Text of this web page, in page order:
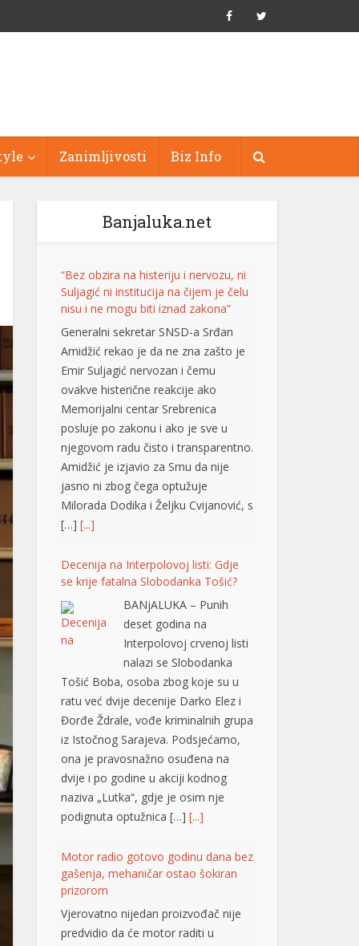
Zanimljivosti Biz Info
Banjaluka.net
“Bez obzira na histeriju i nervozu, ni
Suljagić ni institucija na čijem je čelu
nisu i ne mogu biti iznad zakona”
Generalni sekretar SNSD-a Srđan
Amidžić rekao je da ne zna zašto je
Emir Suljagić nervozan i čemu
ovakve histerične reakcije ako
Memorijalni centar Srebrenica
posluje po zakonu i ako je sve u
njegovom radu čisto i transparentno.
Amidžić je izjavio za Srnu da nije
jasno ni zbog čega optužuje
Milorada Dodika i Željku Cvijanović, s
[…] [...]
Decenija na Interpolovoj listi: Gdje
se krije fatalna Slobodanka Tošić?
BANjALUKA – Punih
deset godina na
Interpolovoj crvenoj listi
nalazi se Slobodanka
Tošić Boba, osoba zbog koje su u
ratu već dvije decenije Darko Elez i
Đorđe Ždrale, vođe kriminalnih grupa
iz Istočnog Sarajeva. Podsjećamo,
ona je pravosnažno osuđena na
dvije i po godine u akciji kodnog
naziva „Lutka“, gdje je osim nje
podignuta optužnica […] [...]
Motor radio gotovo godinu dana bez
gašenja, mehaničar ostao šokiran
prizorom
Vjerovatno nijedan proizvođač nije
predvidio da će motor raditi u